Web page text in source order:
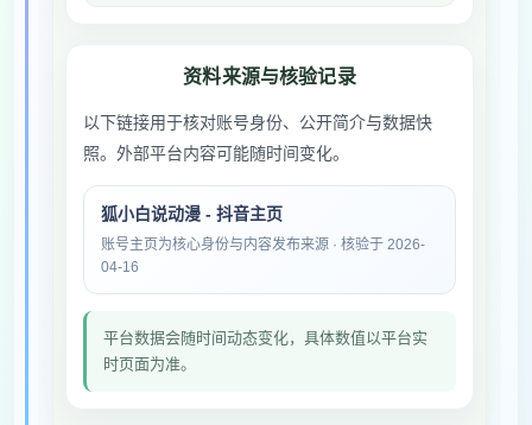
资料来源与核验记录
以下链接用于核对账号身份、公开简介与数据快
照。外部平台内容可能随时间变化。
狐小白说动漫 - 抖音主页
账号主页为核心身份与内容发布来源 · 核验于 2026-
04-16
平台数据会随时间动态变化，具体数值以平台实
时页面为准。